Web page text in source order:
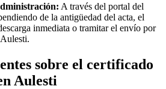
A través del portal del
de la antigüedad del acta, el
inmediata o tramitar el envío por
Aulesti.
sobre el certificado
Aulesti